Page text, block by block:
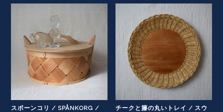
スポーンコリ / SPÅNKORG /
チークと籐の丸いトレイ / スウ